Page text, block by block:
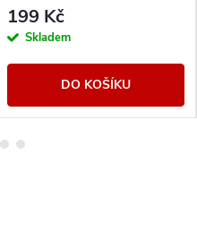
199 Kč
Skladem
DO KOŠÍKU